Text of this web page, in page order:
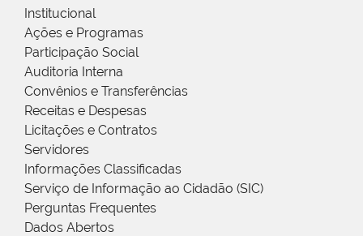
Institucional
Ações e Programas
Participação Social
Auditoria Interna
Convênios e Transferências
Receitas e Despesas
Licitações e Contratos
Servidores
Informações Classificadas
Serviço de Informação ao Cidadão (SIC)
Perguntas Frequentes
Dados Abertos